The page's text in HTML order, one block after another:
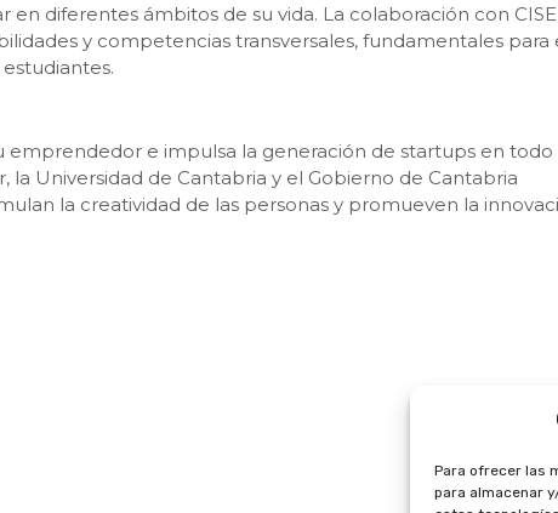
Para ofrecer las
para almacenar
en diferentes ámbitos de su vida. La colaboración con
y competencias transversales, fundamentales para
emprendedor e impulsa la generación de startups en todo
la Universidad de Cantabria y el Gobierno de Cantabria
la creatividad de las personas y promueven la